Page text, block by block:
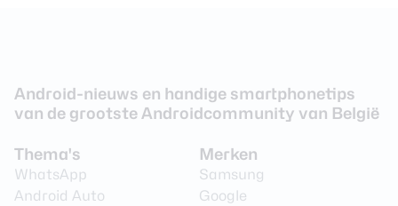
Android-nieuws en handige smartphonetips
van de grootste Androidcommunity van België
Thema's
WhatsApp
Android Auto
Merken
Samsung
Google